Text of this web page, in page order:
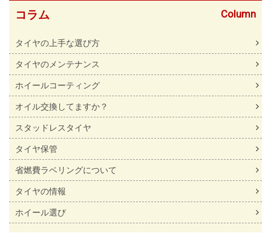
コラム Column
タイヤの上手な選び方
タイヤのメンテナンス
ホイールコーティング
オイル交換してますか？
スタッドレスタイヤ
タイヤ保管
省燃費ラベリングについて
タイヤの情報
ホイール選び